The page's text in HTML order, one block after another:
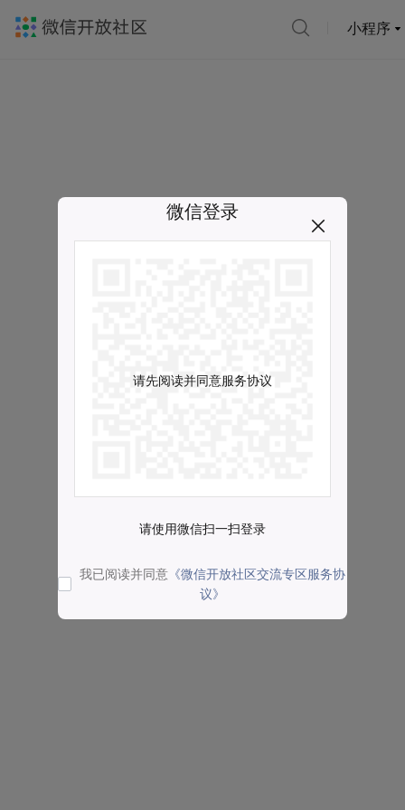
小程序
微信登录
请先阅读并同意服务协议
请使用微信扫一扫登录
我已阅读并同意 《微信开放社区交流专区服务协
议》